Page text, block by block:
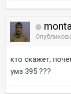
кто скажет,
умз 395 ???